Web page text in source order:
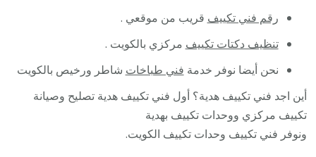
رقم فني تكييف قريب من موقعي .
تنظيف دكتات تكييف مركزي بالكويت .
نحن أيضا نوفر خدمة فني طباخات شاطر ورخيص بالكويت
أين اجد فني تكييف هدية؟ أول فني تكييف هدية تصليح وصيانة
تكييف مركزي ووحدات تكييف بهدية
ونوفر فني تكييف وحدات تكييف الكويت.